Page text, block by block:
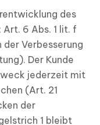
des
6 Abs. 1 lit. f
der Verbesserung
Der Kunde
jederzeit mit
(Art. 21
der
1 bleibt